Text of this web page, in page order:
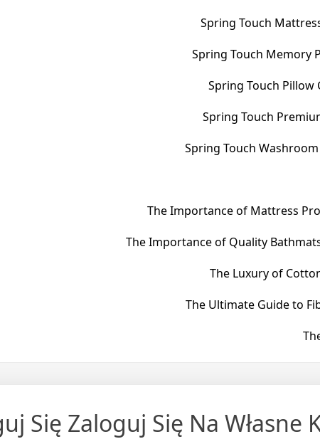
Spring Touch
Spring Touch Memory
Spring Touch Pillow
Spring Touch
Spring Touch
The Importance of Mattress
The Importance of Quality
The Luxury of
The Ultimate Guide to
Się Zaloguj Się Na Własne